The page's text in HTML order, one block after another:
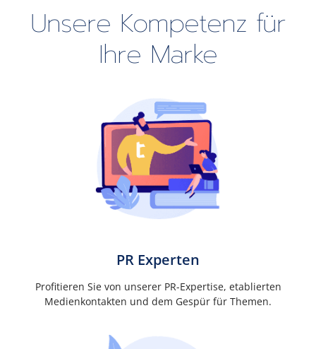
Unsere Kompetenz für
Ihre Marke
PR Experten
Profitieren Sie von unserer PR-Expertise, etablierten
Medienkontakten und dem Gespür für Themen.